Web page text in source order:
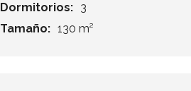
Dormitorios: 3
Tamaño: 130 m²